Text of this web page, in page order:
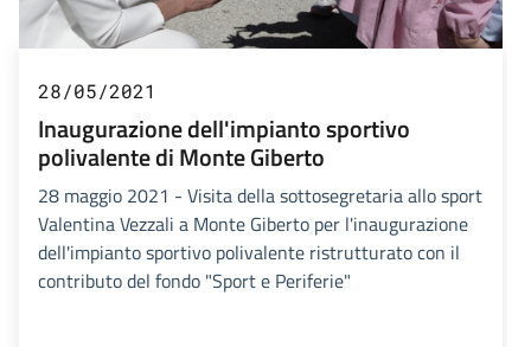
28/05/2021
Inaugurazione dell'impianto sportivo
polivalente di Monte Giberto
28 maggio 2021 - Visita della sottosegretaria allo sport
Valentina Vezzali a Monte Giberto per l'inaugurazione
dell'impianto sportivo polivalente ristrutturato con il
contributo del fondo "Sport e Periferie"